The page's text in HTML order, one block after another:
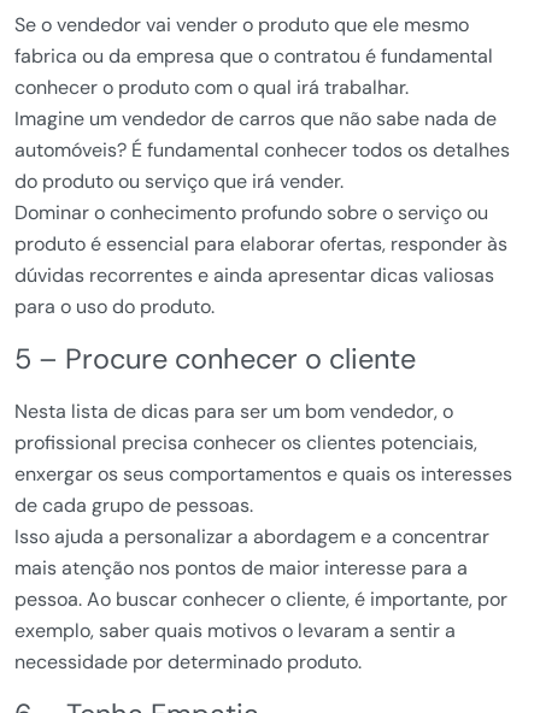
Se o vendedor vai vender o produto que ele mesmo
fabrica ou da empresa que o contratou é fundamental
conhecer o produto com o qual irá trabalhar.
Imagine um vendedor de carros que não sabe nada de
automóveis? É fundamental conhecer todos os detalhes
do produto ou serviço que irá vender.
Dominar o conhecimento profundo sobre o serviço ou
produto é essencial para elaborar ofertas, responder às
dúvidas recorrentes e ainda apresentar dicas valiosas
para o uso do produto.
5 – Procure conhecer o cliente
Nesta lista de dicas para ser um bom vendedor, o
profissional precisa conhecer os clientes potenciais,
enxergar os seus comportamentos e quais os interesses
de cada grupo de pessoas.
Isso ajuda a personalizar a abordagem e a concentrar
mais atenção nos pontos de maior interesse para a
pessoa. Ao buscar conhecer o cliente, é importante, por
exemplo, saber quais motivos o levaram a sentir a
necessidade por determinado produto.